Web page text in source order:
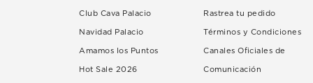
Club Cava Palacio
Navidad Palacio
Amamos los Puntos
Hot Sale 2026
Rastrea tu pedido
Términos y Condiciones
Canales Oficiales de
Comunicación